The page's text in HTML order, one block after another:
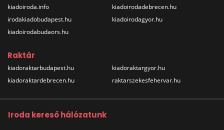
kiadoiroda.info
irodakiadobudapest.hu
kiadoirodabudaors.hu
kiadoirodadebrecen.hu
kiadoirodagyor.hu
Raktár
kiadoraktarbudapest.hu
kiadoraktardebrecen.hu
kiadoraktargyor.hu
raktarszekesfehervar.hu
Iroda kereső hálózatunk